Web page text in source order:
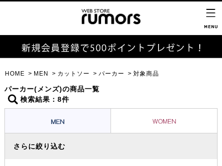
HOME MEN カットソー パーカー 対象商品
パーカー(メンズ)の商品一覧
検索結果：8件
さらに絞り込む